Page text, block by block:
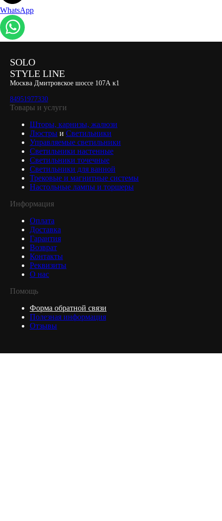
WhatsApp
SOLO
STYLE LINE
Москва Дмитровское шоссе 107А к1
84951977330
Товары и услуги
Шторы, карнизы, жалюзи
Люстры и Светильники
Управляемые светильники
Светильники настенные
Светильники точечные
Светильники для ванной
Трековые и магнитные системы
Настольные лампы и торшеры
Информация
Оплата
Доставка
Гарантия
Возврат
Контакты
Реквизиты
О нас
Помощь
Форма обратной связи
Полезная информация
Отзывы